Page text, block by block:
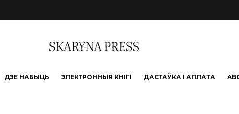
ДЗЕ НАБЫЦЬ ЭЛЕКТРОННЫЯ КНІГІ ДАСТАЎКА І АПЛАТА